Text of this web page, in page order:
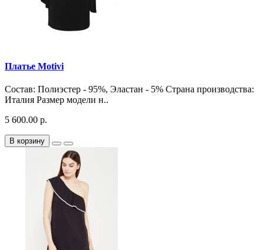
Платье Motivi
Состав: Полиэстер - 95%, Эластан - 5% Страна производства:
Италия Размер модели н..
5 600.00 р.
В корзину